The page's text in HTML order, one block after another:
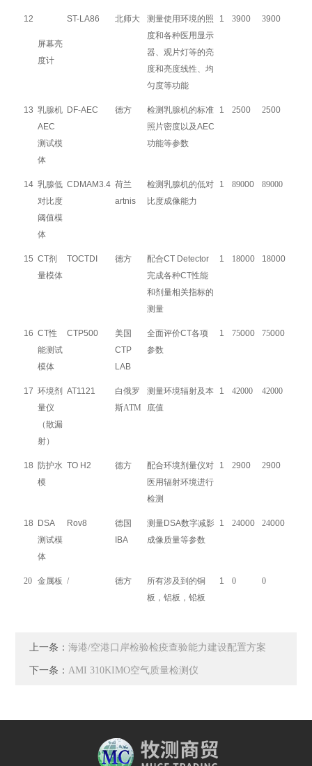
12
屏幕亮
度计
ST-LA86 北师大
测量使用环境的照
度和各种医用显示
器、观片灯等的亮
度和亮度线性、均
匀度等功能
1 3900 3900
13 乳腺机
AEC
测试模
体
DF-AEC 德方
检测乳腺机的标准
照片密度以及AEC
功能等参数
1 2500 2500
14 乳腺低
对比度
阈值模
体
CDMAM3.4 荷兰
artnis
检测乳腺机的低对
比度成像能力
1 89000 89000
15 CT剂
量模体
TOCTDI 德方
配合CT Detector
完成各种CT性能
和剂量相关指标的
测量
1 18000 18000
16 CT性
能测试
模体
CTP500
美国
CTP
LAB
全面评价CT各项
参数
1 75000 75000
17 环境剂
量仪
（散漏
射）
AT1121
白俄罗
斯ATM
测量环境辐射及本
底值
1 42000 42000
18
防护水
模
TO H2 德方
配合环境剂量仪对
医用辐射环境进行
检测
1 2900 2900
18
DSA
测试模
体
Rov8
德国
IBA
测量DSA数字减影
成像质量等参数
1 24000 24000
20 金属板 / 德方 所有涉及到的铜
板，铝板，铅板
1 0 0
上一条：海港/空港口岸检验检疫查验能力建设配置方案
下一条： AMI 310KIMO空气质量检测仪